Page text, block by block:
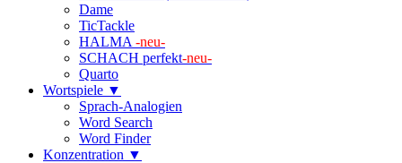
Dame
TicTackle
HALMA -neu-
SCHACH perfekt-neu-
Quarto
Wortspiele ▼
Sprach-Analogien
Word Search
Word Finder
Konzentration ▼